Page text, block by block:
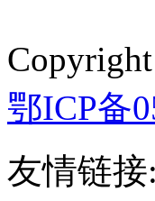
鄂ICP备
友情链接: